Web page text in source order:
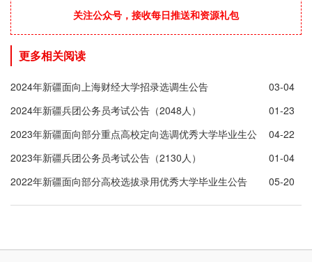
关注公众号，接收每日推送和资源礼包
更多相关阅读
2024年新疆面向上海财经大学招录选调生公告
03-04
2024年新疆兵团公务员考试公告（2048人）
01-23
2023年新疆面向部分重点高校定向选调优秀大学毕业生公
告(245人)
04-22
2023年新疆兵团公务员考试公告（2130人）
01-04
2022年新疆面向部分高校选拔录用优秀大学毕业生公告
05-20